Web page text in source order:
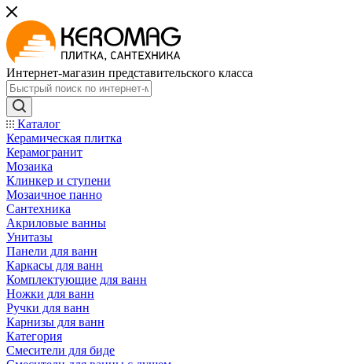
Интернет-магазин представительского класса
Каталог
Керамическая плитка
Керамогранит
Мозаика
Клинкер и ступени
Мозаичное панно
Сантехника
Акриловые ванны
Унитазы
Панели для ванн
Каркасы для ванн
Комплектующие для ванн
Ножки для ванн
Ручки для ванн
Карнизы для ванн
Категория
Смесители для биде